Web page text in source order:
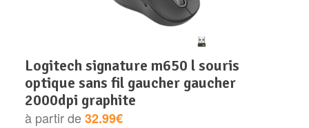
logitech signature m650 l souris
optique sans fil gaucher gaucher
2000dpi graphite
à partir de32.99€